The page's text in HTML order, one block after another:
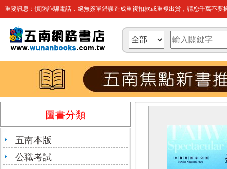
重要訊息：慎防詐騙電話，絕無簽單錯誤造成重複扣款或重複出貨，請您千萬不要
圖書分類
五南本版
公職考試